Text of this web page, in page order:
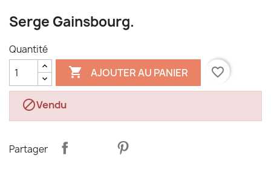
Serge Gainsbourg.
Quantité
 AJOUTER AU PANIER favorite_border
Vendu
Partager